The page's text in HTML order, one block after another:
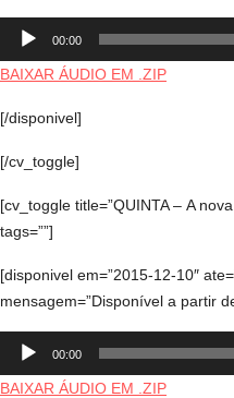
Tocador
áudio
00:00
BAIXAR ÁUDIO EM .ZIP
[/disponivel]
[/cv_toggle]
[cv_toggle title=”QUINTA – A
tags=””]
[disponivel em=”2015-12-10″
mensagem=”Disponível a partir
Tocador
áudio
00:00
BAIXAR ÁUDIO EM .ZIP